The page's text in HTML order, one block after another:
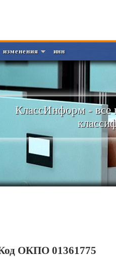
изменения инн
КлассИнформ - все
ОКПО 01361775